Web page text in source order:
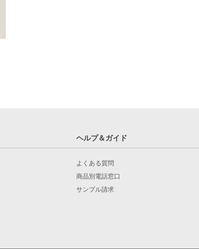
ヘルプ＆ガイド
よくある質問
商品別電話窓口
サンプル請求